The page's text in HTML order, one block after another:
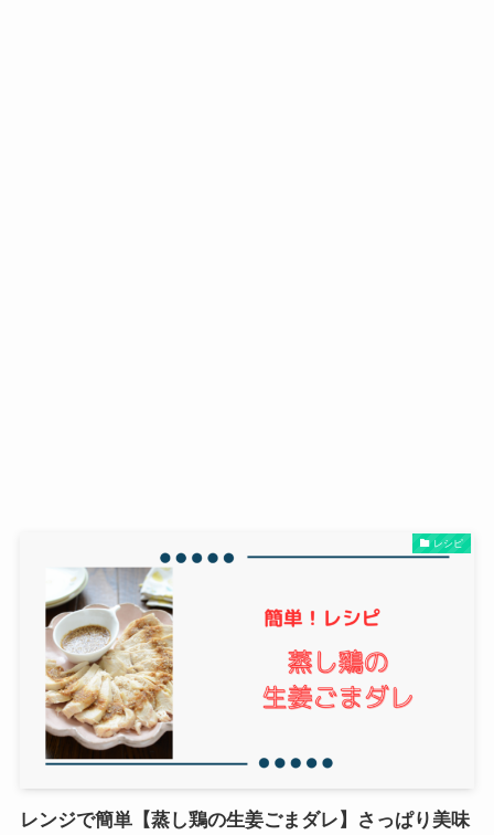
レシピ
レンジで簡単【蒸し鶏の生姜ごまダレ】さっぱり美味